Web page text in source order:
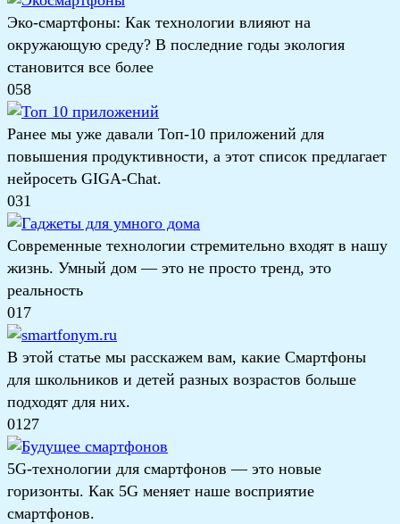
Эко-смартфоны: Как технологии влияют на
окружающую среду? В последние годы экология
становится все более
058
Ранее мы уже давали Топ-10 приложений для
повышения продуктивности, а этот список предлагает
нейросеть GIGA-Chat.
031
Современные технологии стремительно входят в нашу
жизнь. Умный дом — это не просто тренд, это
реальность
017
В этой статье мы расскажем вам, какие Смартфоны
для школьников и детей разных возрастов больше
подходят для них.
0127
5G-технологии для смартфонов — это новые
горизонты. Как 5G меняет наше восприятие
смартфонов.